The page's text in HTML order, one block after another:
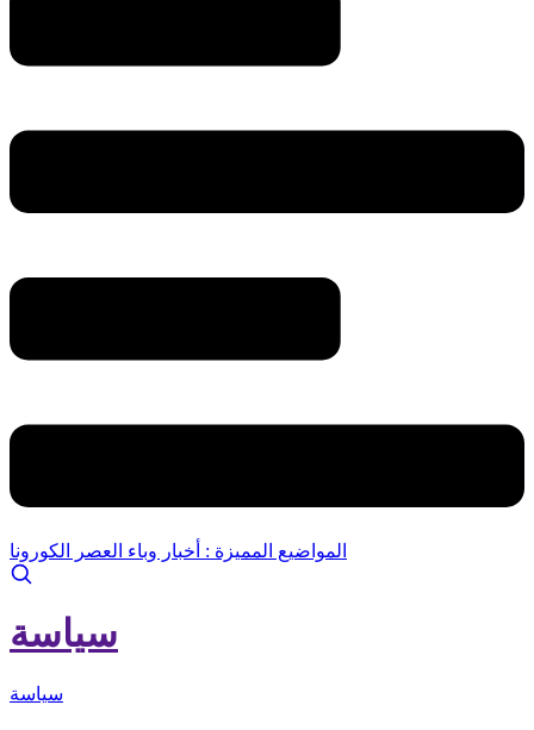
المواضيع المميزة : أخبار وباء العصر الكورونا
سياسة
سياسة